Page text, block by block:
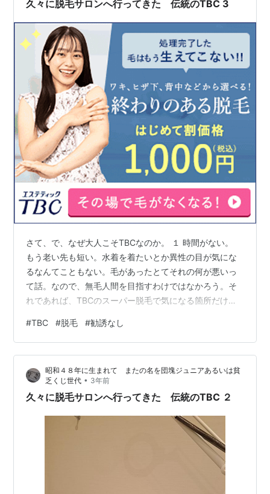
久々に脱毛サロンへ行ってきた 伝統のTBC 3
さて、で、なぜ大人こそTBCなのか。 １ 時間がない。
もう老い先も短い。水着を着たいとか異性の目が気にな
るなんてこともない。毛があったとてそれの何が悪いっ
て話。なので、無毛人間を目指すわけではなかろう。そ
れであれば、TBCのスーパー脱毛で気になる箇所だけ一
んだかんだで55歳で脱毛完了。予約もとれなかったの
で、5年かかりました。じゃ本末転倒。We aren't 20s
any more.例えばお膝のムダ毛とか結構頑丈かつ剃りにく
くないですか？スーパー脱毛の出番です。一回でもだい
ぶ変わるかと。 ２ 接客が落ち着いている。 どこの業界
も最大手は行…
#TBC #脱毛 #勧誘なし
昭和４８年に生まれて またの名を団塊ジュニアあるいは貧
乏くじ世代 • 3年前
久々に脱毛サロンへ行ってきた 伝統のTBC ２